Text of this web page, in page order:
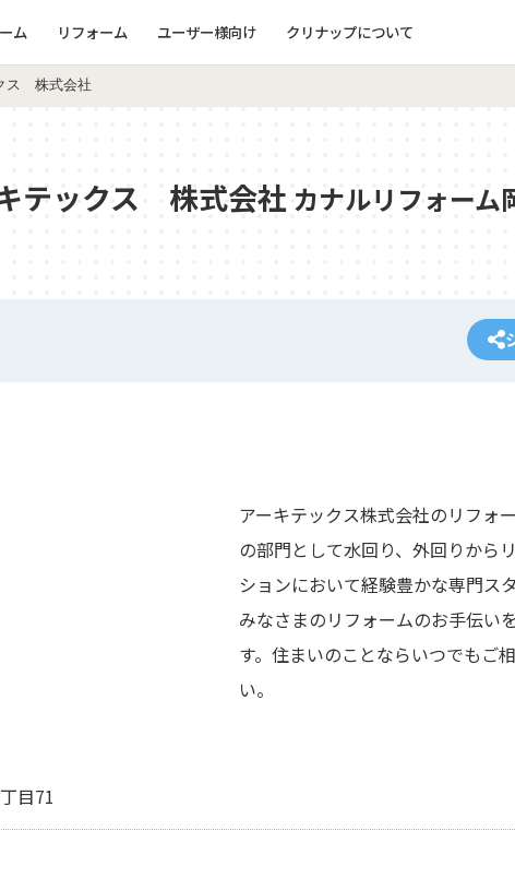
ム リフォーム ユーザー様向け クリナップについて
ス 株式会社
テックス 株式会社 カナルリフォーム
アーキテックス株式会社のリフォ
の部門として水回り、外回りから
ションにおいて経験豊かな専門ス
みなさまのリフォームのお手伝い
す。住まいのことならいつでもご
い。
目71